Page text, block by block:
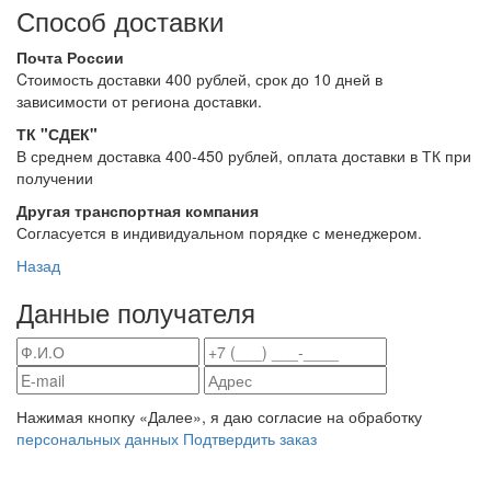
Способ доставки
Почта России
Cтоимость доставки 400 рублей, срок до 10 дней в
зависимости от региона доставки.
ТК "СДЕК"
В среднем доставка 400-450 рублей, оплата доставки в ТК при
получении
Другая транспортная компания
Согласуется в индивидуальном порядке с менеджером.
Назад
Данные получателя
Нажимая кнопку «Далее», я даю согласие на обработку
персональных данных Подтвердить заказ